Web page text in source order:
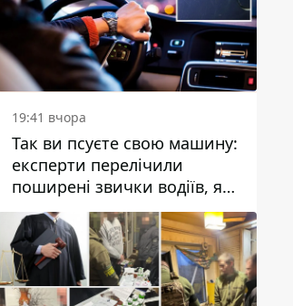
19:41 вчора
Так ви псуєте свою машину:
експерти перелічили
поширені звички водіїв, які
насправді шкодять
автомобілю